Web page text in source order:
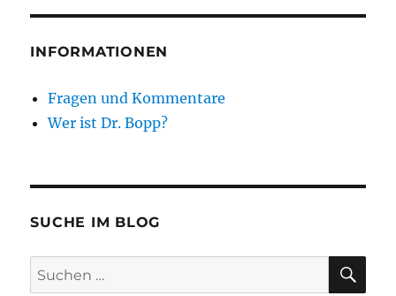
INFORMATIONEN
Fragen und Kommentare
Wer ist Dr. Bopp?
SUCHE IM BLOG
Suchen
nach: